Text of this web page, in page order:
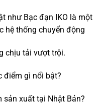
như Bạc đạn IKO là một
hệ thống chuyển động
chịu tải vượt trội.
điểm gì nổi bật?
sản xuất tại Nhật Bản?